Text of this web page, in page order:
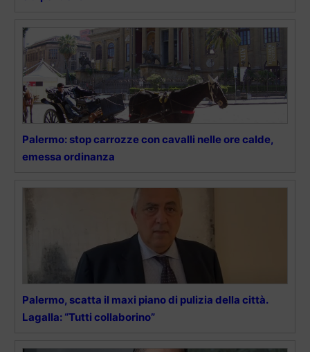
Palermo: stop carrozze con cavalli nelle ore calde,
emessa ordinanza
Palermo, scatta il maxi piano di pulizia della città.
Lagalla: “Tutti collaborino”